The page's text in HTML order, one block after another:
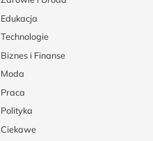
Edukacja
Technologie
Biznes i Finanse
Moda
Praca
Polityka
Ciekawe